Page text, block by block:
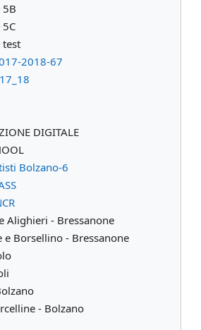
5B
5C
test
2018-67
DIGITALE
Bolzano-6
Alighieri - Bressanone
e Borsellino - Bressanone
- Bolzano